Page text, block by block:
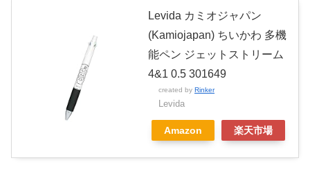
Levida カミオジャパン
(Kamiojapan) ちいかわ 多機
能ペン ジェットストリーム
4&1 0.5 301649
created by Rinker
Levida
Amazon 楽天市場